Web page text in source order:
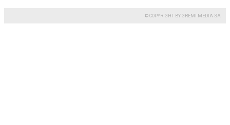
© COPYRIGHT BY GREMI MEDIA SA